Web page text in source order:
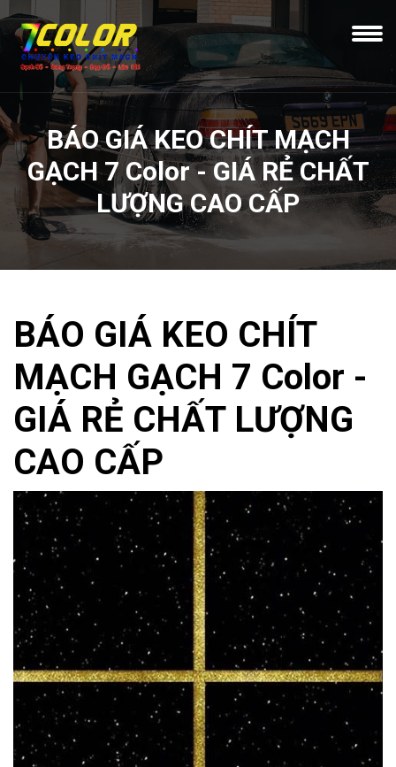
BÁO GIÁ KEO CHÍT MẠCH
GẠCH 7 Color - GIÁ RẺ CHẤT
LƯỢNG CAO CẤP
BÁO GIÁ KEO CHÍT
MẠCH GẠCH 7 Color -
GIÁ RẺ CHẤT LƯỢNG
CAO CẤP